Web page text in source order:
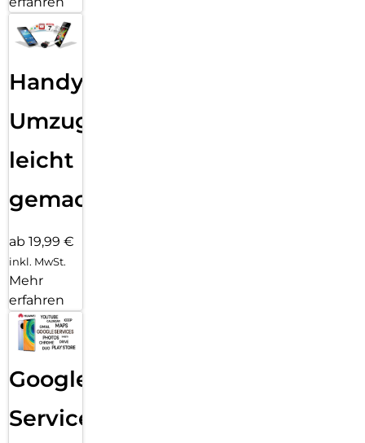
Handy
Umzug
leicht
gemacht!
ab 19,99 €
inkl. MwSt.
Mehr
erfahren
Google
Services